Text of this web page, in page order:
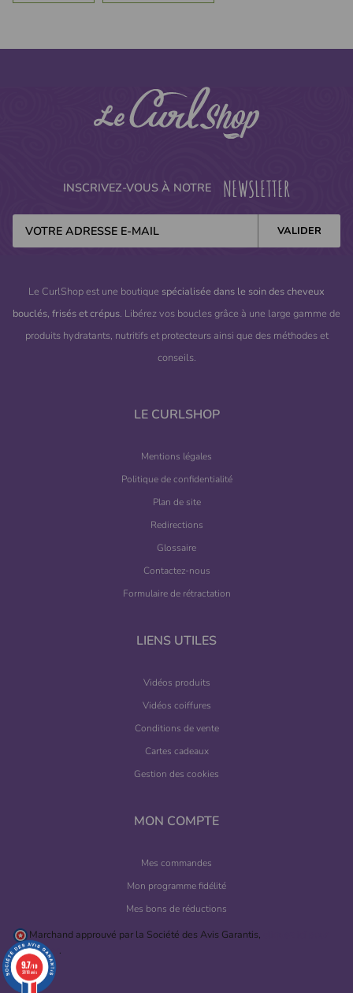
(4 avis)
INSCRIVEZ-VOUS À NOTRE NEWSLETTER
Le CurlShop est une boutique spécialisée dans le soin des cheveux
bouclés, frisés et crépus. Libérez vos boucles grâce à une large gamme de
produits hydratants, nutritifs et protecteurs ainsi que des méthodes et
conseils.
LE CURLSHOP
Mentions légales
Politique de confidentialité
Plan de site
Redirections
Glossaire
Contactez-nous
Formulaire de rétractation
LIENS UTILES
Vidéos produits
Vidéos coiffures
Conditions de vente
Cartes cadeaux
Gestion des cookies
MON COMPTE
Mes commandes
Mon programme fidélité
Mes bons de réductions
Marchand approuvé par la Société des Avis Garantis,
vérifier .
9.7/10
2818 avis